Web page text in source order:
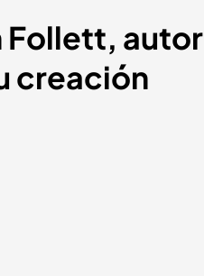
Follett, autor
creación